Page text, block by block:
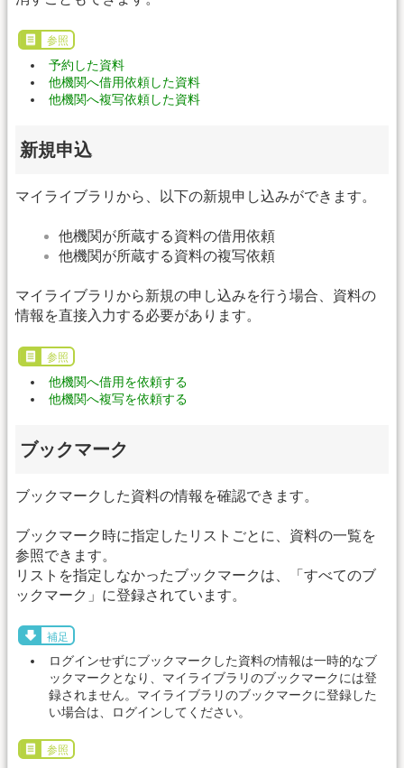
参照
予約した資料
他機関へ借用依頼した資料
他機関へ複写依頼した資料
新規申込
マイライブラリから、以下の新規申し込みができます。
他機関が所蔵する資料の借用依頼
他機関が所蔵する資料の複写依頼
マイライブラリから新規の申し込みを行う場合、資料の
情報を直接入力する必要があります。
参照
他機関へ借用を依頼する
他機関へ複写を依頼する
ブックマーク
ブックマークした資料の情報を確認できます。
ブックマーク時に指定したリストごとに、資料の一覧を
参照できます。
リストを指定しなかったブックマークは、「すべてのブ
ックマーク」に登録されています。
補足
ログインせずにブックマークした資料の情報は一時的なブ
ックマークとなり、マイライブラリのブックマークには登
録されません。マイライブラリのブックマークに登録した
い場合は、ログインしてください。
参照